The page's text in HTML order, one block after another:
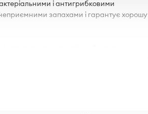
і антигрибковими
запахами і гарантує хорошу